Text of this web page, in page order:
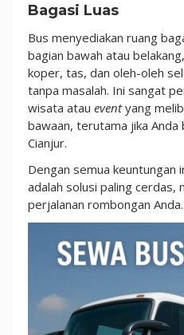
Bagasi Luas
Bus menyediakan ruang
bagian bawah atau
koper, tas, dan oleh-oleh
tanpa masalah. Ini sangat
wisata atau eventyang
bawaan, terutama jika
Cianjur.
Dengan semua keuntungan
adalah solusi paling cerdas,
perjalanan rombongan Anda.